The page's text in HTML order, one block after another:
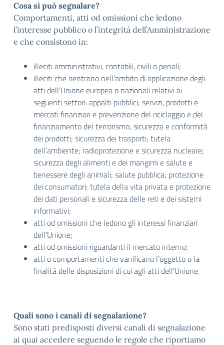
Cosa si può segnalare?
Comportamenti, atti od omissioni che ledono
l’interesse pubblico o l’integrità dell’Amministrazione
e che consistono in:
illeciti amministrativi, contabili, civili o penali;
illeciti che rientrano nell’ambito di applicazione degli
atti dell’Unione europea o nazionali relativi ai
seguenti settori: appalti pubblici; servizi, prodotti e
mercati finanziari e prevenzione del riciclaggio e del
finanziamento del terrorismo; sicurezza e conformità
dei prodotti; sicurezza dei trasporti; tutela
dell’ambiente; radioprotezione e sicurezza nucleare;
sicurezza degli alimenti e dei mangimi e salute e
benessere degli animali; salute pubblica; protezione
dei consumatori; tutela della vita privata e protezione
dei dati personali e sicurezza delle reti e dei sistemi
informativi;
atti od omissioni che ledono gli interessi finanziari
dell’Unione;
atti od omissioni riguardanti il mercato interno;
atti o comportamenti che vanificano l’oggetto o la
finalità delle disposizioni di cui agli atti dell’Unione.
Quali sono i canali di segnalazione?
Sono stati predisposti diversi canali di segnalazione
ai quai accedere seguendo le regole che riportiamo